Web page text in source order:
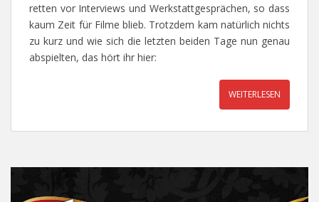
retten vor Interviews und Werkstattgesprächen, so dass
kaum Zeit für Filme blieb. Trotzdem kam natürlich nichts
zu kurz und wie sich die letzten beiden Tage nun genau
abspielten, das hört ihr hier:
WEITERLESEN